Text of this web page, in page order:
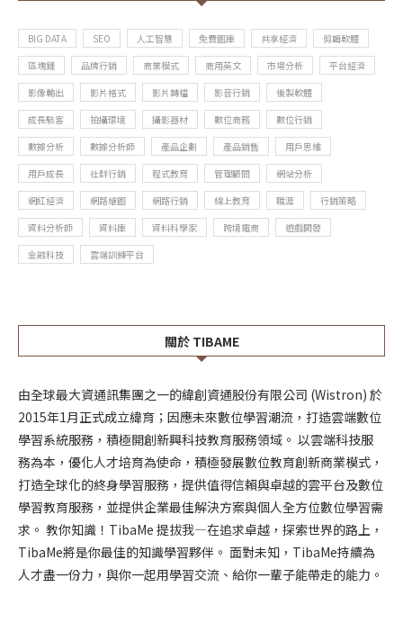
BIG DATA SEO 人工智慧 免費圖庫 共享經濟
剪輯軟體
區塊鏈
品牌行銷 商業模式 商用英文 市場分析
平台經濟
影像輸出
影片格式 影片轉檔 影音行銷
後製軟體
成長駭客
拍攝環境 攝影器材 數位商務
數位行銷
數據分析
數據分析師 產品企劃 產品銷售
用戶思維
用戶成長
社群行銷 程式教育 管理顧問
網站分析
網紅經濟
網路繪圖 網路行銷 線上教育 職涯
行銷策略
資料分析師
資料庫 資料科學家 跨境電商
遊戲開發
金融科技
雲端訓練平台
關於 TIBAME
由全球最大資通訊集團之一的緯創資通股份有限公司 (Wistron) 於
2015年1月正式成立緯育；因應未來數位學習潮流，打造雲端數位
學習系統服務，積極開創新興科技教育服務領域。 以雲端科技服
務為本，優化人才培育為使命，積極發展數位教育創新商業模式，
打造全球化的終身學習服務，提供值得信賴與卓越的雲平台及數位
學習教育服務，並提供企業最佳解決方案與個人全方位數位學習需
求。 教你知識！TibaMe 提拔我—在追求卓越，探索世界的路上，
TibaMe將是你最佳的知識學習夥伴。 面對未知，TibaMe持續為
人才盡一份力，與你一起用學習交流、給你一輩子能帶走的能力。